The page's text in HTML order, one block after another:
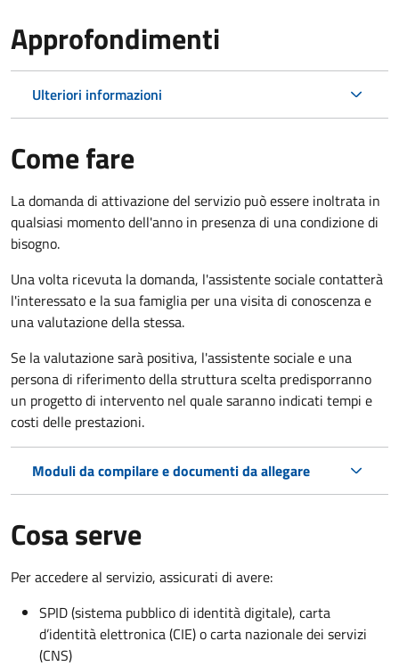
Approfondimenti
Ulteriori informazioni
Come fare
La domanda di attivazione del servizio può essere inoltrata in
qualsiasi momento dell'anno in presenza di una condizione di
bisogno.
Una volta ricevuta la domanda, l'assistente sociale contatterà
l'interessato e la sua famiglia per una visita di conoscenza e
una valutazione della stessa.
Se la valutazione sarà positiva, l'assistente sociale e una
persona di riferimento della struttura scelta predisporranno
un progetto di intervento nel quale saranno indicati tempi e
costi delle prestazioni.
Moduli da compilare e documenti da allegare
Cosa serve
Per accedere al servizio, assicurati di avere:
SPID (sistema pubblico di identità digitale), carta
d’identità elettronica (CIE) o carta nazionale dei servizi
(CNS)